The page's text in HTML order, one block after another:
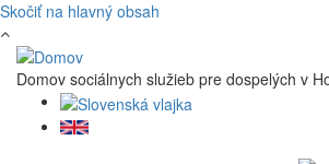
Skočiť na hlavný obsah
Domov sociálnych služieb pre dospelých v